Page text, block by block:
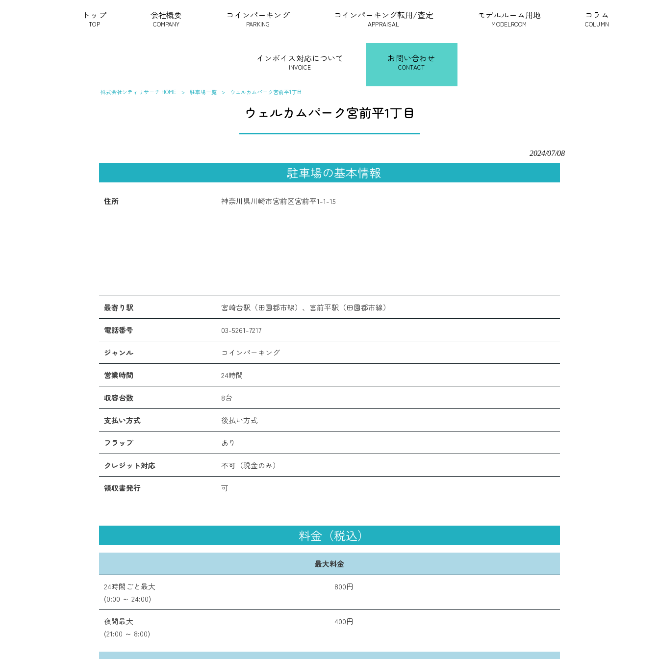
トップ
TOP
会社概要
COMPANY
コインパーキング
PARKING
コインパーキング転用/査定
APPRAISAL
モデルルーム用地
MODELROOM
コラム
COLUMN
インボイス対応について
INVOICE
お問い合わせ
CONTACT
株式会社シティリサーチ HOME > 駐車場一覧 > ウェルカムパーク宮前平1丁目
ウェルカムパーク宮前平1丁目
2024/07/08
駐車場の基本情報
住所 神奈川県川崎市宮前区宮前平1-1-15
最寄り駅 宮崎台駅（田園都市線）、宮前平駅（田園都市線）
電話番号 03-5261-7217
ジャンル コインパーキング
営業時間 24時間
収容台数 8台
支払い方式 後払い方式
フラップ あり
クレジット対応 不可（現金のみ）
領収書発行 可
料金（税込）
最大料金
24時間ごと最大
(0:00 ～ 24:00)
800円
夜間最大
(21:00 ～ 8:00)
400円